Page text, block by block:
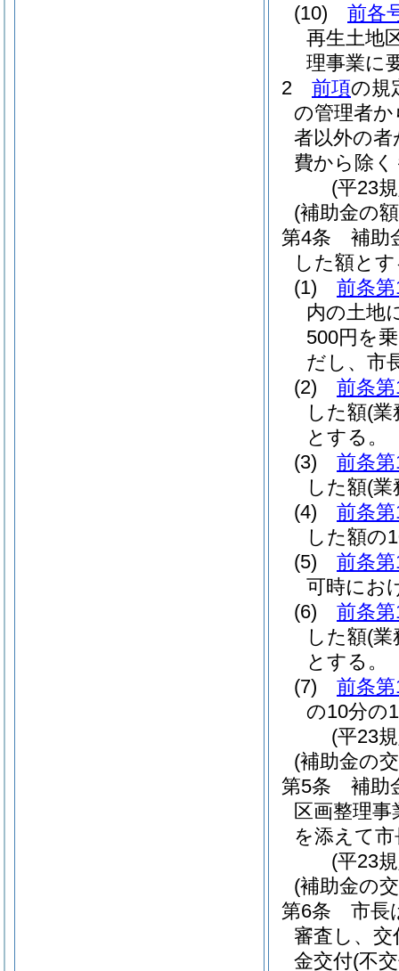
(10)
前各
再生土地
理事業に
2
前項の規
の管理者
者以外の
費から除
(平23
(補助金の
第4条
補助
した額と
(1)
前条
内の土地
500円を
だし、市
(2)
前条
した額(業
とする。
(3)
前条
した額(業
(4)
前条
した額の
(5)
前条
可時にお
(6)
前条
した額(業
とする。
(7)
前条
の10分の
(平23
(補助金の
第5条
補助
区画整理
を添えて
(平23
(補助金の
第6条
市長
審査し、
金交付(不